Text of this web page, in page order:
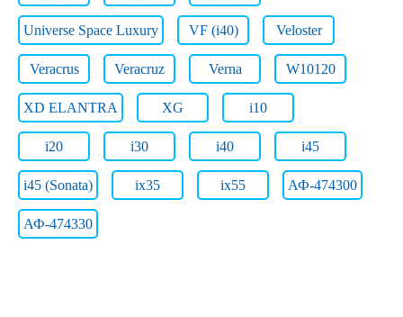
Universe Space Luxury VF (i40) Veloster
Veracrus Veracruz Verna W10120
XD ELANTRA XG i10
i20 i30 i40 i45
i45 (Sonata) ix35 ix55 АФ-474300
АФ-474330